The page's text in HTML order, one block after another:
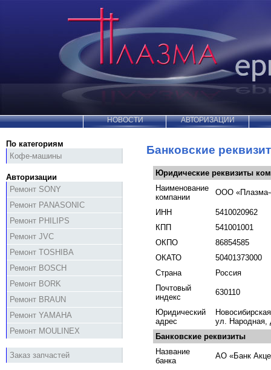
НОВОСТИ АВТОРИЗАЦИИ
По категориям
Кофе-машины
Авторизации
Ремонт SONY
Ремонт PANASONIC
Ремонт PHILIPS
Ремонт JVC
Ремонт TOSHIBA
Ремонт BOSCH
Ремонт BORK
Ремонт BRAUN
Ремонт YAMAHA
Ремонт MOULINEX
Заказ запчастей
Банковские
Юридические реквизиты
Наименование
компании
ООО «Плазма-
ИНН
5410020962
КПП
541001001
ОКПО
86854585
ОКАТО
50401373000
Страна
Россия
Почтовый
индекс
630110
Юридический
адрес
ул. Народная,
Банковские реквизиты
Название
банка
АО «Банк